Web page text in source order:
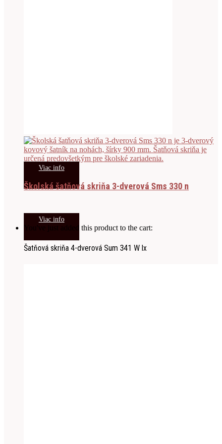
Viac info
Školská šatňová skriňa 3-dverová Sms 330 n
Viac info
You've just added this product to the cart:
Šatňová skriňa 4-dverová Sum 341 W lx